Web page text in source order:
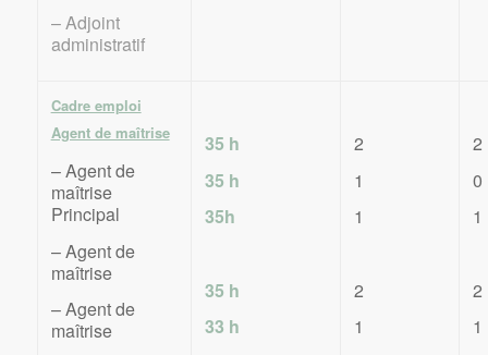
– Adjoint
administratif
Cadre emploi
Agent de maîtrise
– Agent de
maîtrise
Principal
– Agent de
maîtrise
– Agent de
maîtrise
35 h
35 h
35h
35 h
33 h
2
1
1
2
1
2
0
1
2
1